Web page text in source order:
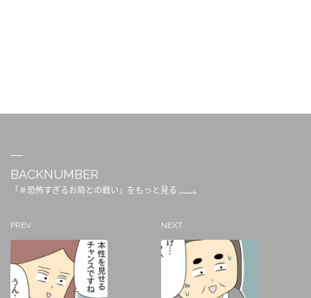
BACKNUMBER
「＃恐怖すぎるお局との戦い」をもっと見る
PREV NEXT